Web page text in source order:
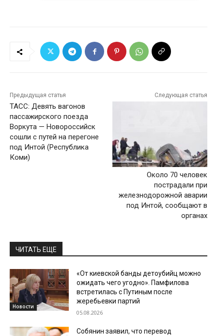
Предыдущая статья
ТАСС: Девять вагонов
пассажирского поезда
Воркута — Новороссийск
сошли с путей на перегоне
под Интой (Республика
Коми)
Следующая статья
Около 70 человек
пострадали при
железнодорожной аварии
под Интой, сообщают в
органах
ЧИТАТЬ ЕЩЕ
Новости
«От киевской банды детоубийц можно
ожидать чего угодно». Памфилова
встретилась с Путиным после
жеребьевки партий
05.08.2026
Собянин заявил, что перевод